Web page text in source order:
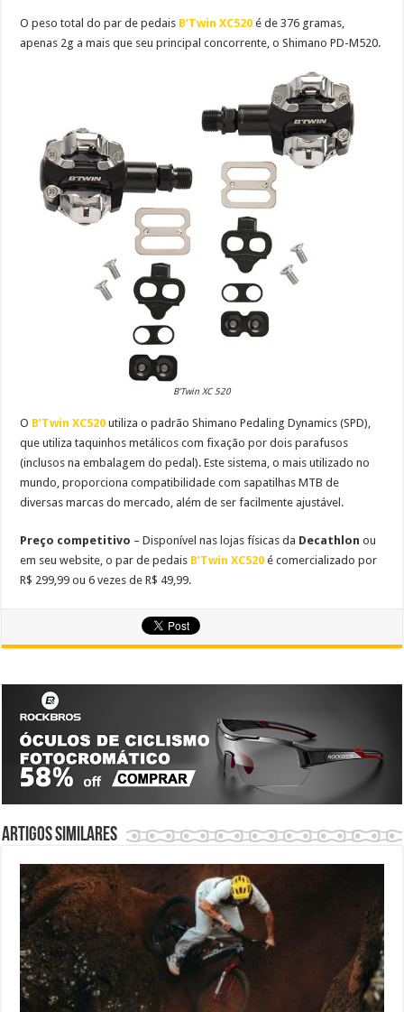
O peso total do par de pedais B’Twin XC520 é de 376 gramas,
apenas 2g a mais que seu principal concorrente, o Shimano PD-M520.
B’Twin XC 520
O B’Twin XC520 utiliza o padrão Shimano Pedaling Dynamics (SPD),
que utiliza taquinhos metálicos com fixação por dois parafusos
(inclusos na embalagem do pedal). Este sistema, o mais utilizado no
mundo, proporciona compatibilidade com sapatilhas MTB de
diversas marcas do mercado, além de ser facilmente ajustável.
Preço competitivo – Disponível nas lojas físicas da Decathlon ou
em seu website, o par de pedais B’Twin XC520 é comercializado por
R$ 299,99ou 6 vezes de R$ 49,99.
Artigos similares